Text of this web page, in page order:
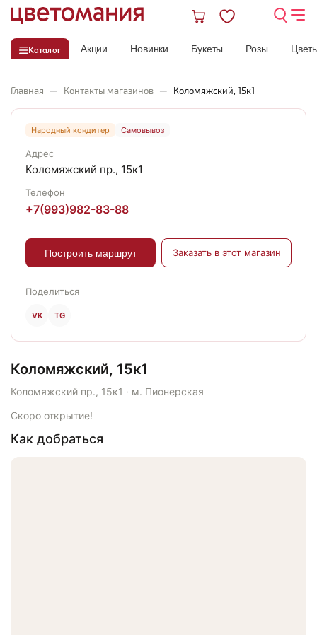
Каталог Акции Новинки Букеты Розы
Главная — Контакты магазинов — Коломяжский, 15к1
Коломяжский, 15к1
Коломяжский пр., 15к1 · м. Пионерская
Скоро открытие!
Как добраться
Народный кондитер Самовывоз
Адрес
Коломяжский пр., 15к1
Телефон
+7(993)982-83-88
Построить маршрут Заказать в этот магазин
Поделиться
VK TG